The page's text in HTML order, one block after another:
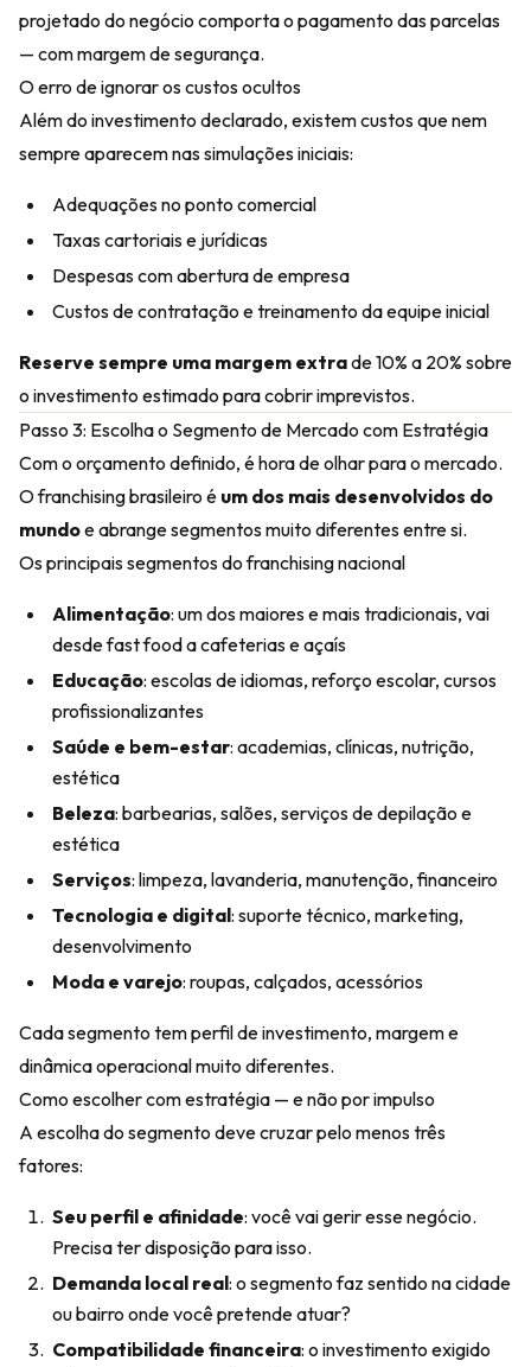
projetado do negócio comporta o pagamento das parcelas
— com margem de segurança.
O erro de ignorar os custos ocultos
Além do investimento declarado, existem custos que nem
sempre aparecem nas simulações iniciais:
Adequações no ponto comercial
Taxas cartoriais e jurídicas
Despesas com abertura de empresa
Custos de contratação e treinamento da equipe inicial
Reserve sempre uma margem extrade 10% a 20% sobre
o investimento estimado para cobrir imprevistos.
Passo 3: Escolha o Segmento de Mercado com Estratégia
Com o orçamento definido, é hora de olhar para o mercado.
O franchising brasileiro é um dos mais desenvolvidos do
mundoe abrange segmentos muito diferentes entre si.
Os principais segmentos do franchising nacional
Alimentação: um dos maiores e mais tradicionais, vai
desde fast food a cafeterias e açaís
Educação: escolas de idiomas, reforço escolar, cursos
profissionalizantes
Saúde e bem-estar: academias, clínicas, nutrição,
estética
Beleza: barbearias, salões, serviços de depilação e
estética
Serviços: limpeza, lavanderia, manutenção, financeiro
Tecnologia e digital: suporte técnico, marketing,
desenvolvimento
Moda e varejo: roupas, calçados, acessórios
Cada segmento tem perfil de investimento, margem e
dinâmica operacional muito diferentes.
Como escolher com estratégia — e não por impulso
A escolha do segmento deve cruzar pelo menos três
fatores:
Seu perfil e afinidade: você vai gerir esse negócio.
Precisa ter disposição para isso.
Demanda local real: o segmento faz sentido na cidade
ou bairro onde você pretende atuar?
Compatibilidade financeira: o investimento exigido